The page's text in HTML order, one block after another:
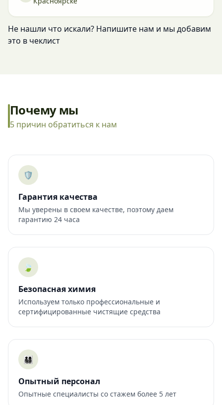
Не нашли что искали? Напишите нам и мы добавим
это в чеклист
Почему мы
5 причин обратиться к нам
🛡️
Гарантия качества
Мы уверены в своем качестве, поэтому даем
гарантию 24 часа
🍃
Безопасная химия
Используем только профессиональные и
сертифицированные чистящие средства
👨‍👩‍👧‍👦
Опытный персонал
Опытные специалисты со стажем более 5 лет